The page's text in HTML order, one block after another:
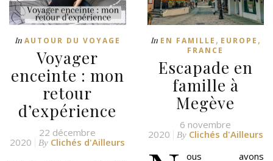
In AUTOUR DU VOYAGE
Voyager
enceinte : mon
retour
d’expérience
22 décembre
2020
By Clichés d'Ailleurs
In EN FAMILLE , EUROPE ,
FRANCE
Escapade en
famille à
Megève
6 novembre
2020
By Clichés d'Ailleurs
ous avons